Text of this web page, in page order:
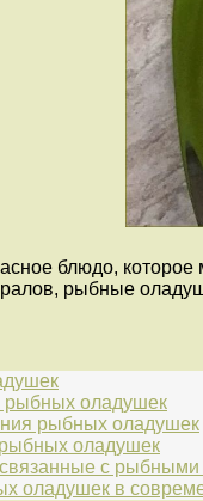
блюдо,
рыбные
рыбных оладушек
рыбных оладушек
оладушек
с
оладушек в